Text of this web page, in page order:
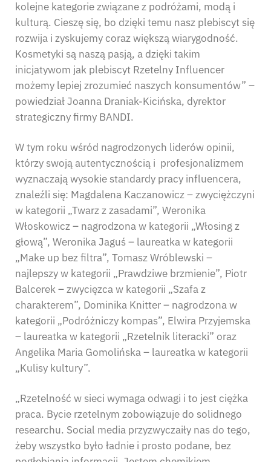
kolejne kategorie związane z podróżami, modą i
kulturą. Cieszę się, bo dzięki temu nasz plebiscyt się
rozwija i zyskujemy coraz większą wiarygodność.
Kosmetyki są naszą pasją, a dzięki takim
inicjatywom jak plebiscyt Rzetelny Influencer
możemy lepiej zrozumieć naszych konsumentów” –
powiedział Joanna Draniak-Kicińska, dyrektor
strategiczny firmy BANDI.
W tym roku wśród nagrodzonych liderów opinii,
którzy swoją autentycznością i profesjonalizmem
wyznaczają wysokie standardy pracy influencera,
znaleźli się: Magdalena Kaczanowicz – zwyciężczyni
w kategorii „Twarz z zasadami”, Weronika
Włoskowicz – nagrodzona w kategorii „Włosing z
głową”, Weronika Jaguś – laureatka w kategorii
„Make up bez filtra”, Tomasz Wróblewski –
najlepszy w kategorii „Prawdziwe brzmienie”, Piotr
Balcerek – zwycięzca w kategorii „Szafa z
charakterem”, Dominika Knitter – nagrodzona w
kategorii „Podróżniczy kompas”, Elwira Przyjemska
– laureatka w kategorii „Rzetelnik literacki” oraz
Angelika Maria Gomolińska – laureatka w kategorii
„Kulisy kultury”.
„Rzetelność w sieci wymaga odwagi i to jest ciężka
praca. Bycie rzetelnym zobowiązuje do solidnego
researchu. Social media przyzwyczaiły nas do tego,
żeby wszystko było ładnie i prosto podane, bez